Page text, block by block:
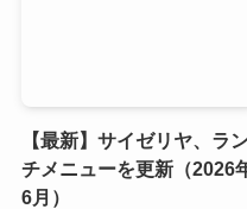
【最新】サイゼリヤ、ラ
チメニューを更新（2026
6月）